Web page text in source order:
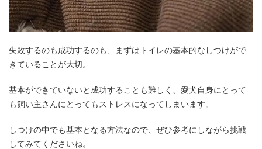
失敗するのも成功するのも、まずはトイレの基本的なしつけがで
きていることが大切。
基本ができていないと成功することも難しく、愛犬自身にとって
も飼い主さんにとってもストレスになってしまいます。
しつけの中でも基本となる方法なので、ぜひ参考にしながら挑戦
してみてくださいね。